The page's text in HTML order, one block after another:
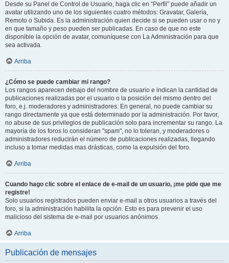
Desde su Panel de Control de Usuario, haga clic en “Perfil” puede añadir un
avatar utilizando uno de los siguientes cuatro métodos: Gravatar, Galería,
Remoto o Subida. Es la administración quien decide si se pueden usar o no y
en que tamaño y peso pueden ser publicadas. En caso de que no este
disponible la opción de avatar, comuníquese con La Administración para que
sea activada.
Arriba
¿Cómo se puede cambiar mi rango?
Los rangos aparecen debajo del nombre de usuario e indican la cantidad de
publicaciones realizadas por el usuario o la posición del mismo dentro del
foro, e.j. moderadores y administradores. En general, no puede cambiar su
rango directamente ya que está determinado por la administración. Por favor,
no abuse de sus privilegios de publicación solo para incrementar su rango. La
mayoría de los foros lo consideran "spam", no lo toleran, y moderadores o
administradores reducirán el número de publicaciones realizadas, llegando
incluso a tomar medidas mas drásticas, como la expulsión del foro.
Arriba
Cuando hago clic sobre el enlace de e-mail de un usuario, ¡me pide que me
registre!
Solo usuarios registrados pueden enviar e-mail a otros usuarios a través del
foro, si la administración habilita la opción. Esto es para prevenir el uso
malicioso del sistema de e-mail por usuarios anónimos.
Arriba
Publicación de mensajes